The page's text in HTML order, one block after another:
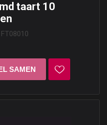
taart 10
FT08010